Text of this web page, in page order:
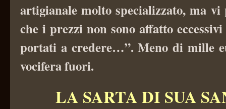
artigianale molto specializzato, ma vi
che i prezzi non sono affatto
portati a credere…”. Meno di mille
vocifera fuori.
LA SARTA DI SUA